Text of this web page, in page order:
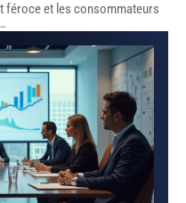
féroce et les consommateurs
…